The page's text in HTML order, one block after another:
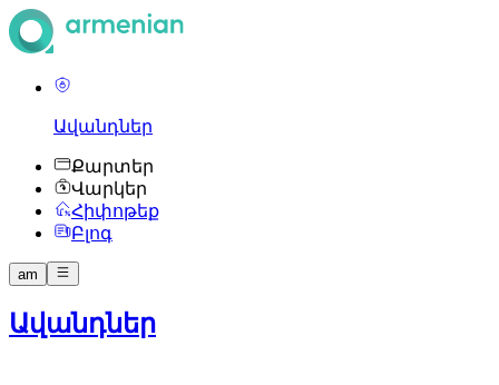
Ավանդներ
Քարտեր
Վարկեր
Հիփոթեք
Բլոգ
am
Ավանդներ